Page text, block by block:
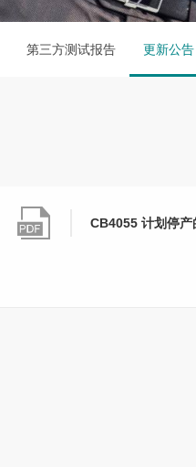
第三方测试报告 更新公告
CB4055 计划停